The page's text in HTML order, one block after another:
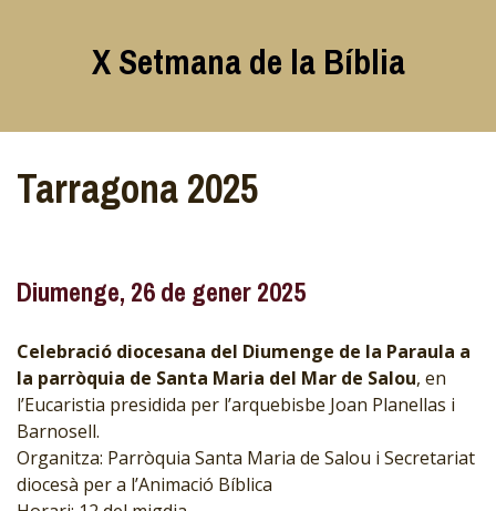
X Setmana de la Bíblia
Tarragona 2025
Diumenge, 26 de gener 2025
Celebració diocesana del Diumenge de la Paraula a
la parròquia de Santa Maria del Mar de Salou, en
l’Eucaristia presidida per l’arquebisbe Joan Planellas i
Barnosell.
Organitza: Parròquia Santa Maria de Salou i Secretariat
diocesà per a l’Animació Bíblica